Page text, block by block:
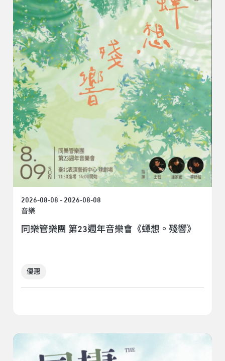
2026-08-08 - 2026-08-08
音樂
同樂管樂團 第23週年音樂會《蟬想。殘響》
優惠